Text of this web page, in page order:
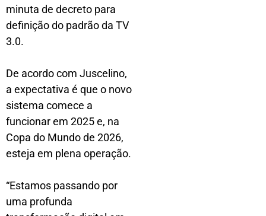
minuta de decreto para
definição do padrão da TV
3.0.
De acordo com Juscelino,
a expectativa é que o novo
sistema comece a
funcionar em 2025 e, na
Copa do Mundo de 2026,
esteja em plena operação.
“Estamos passando por
uma profunda